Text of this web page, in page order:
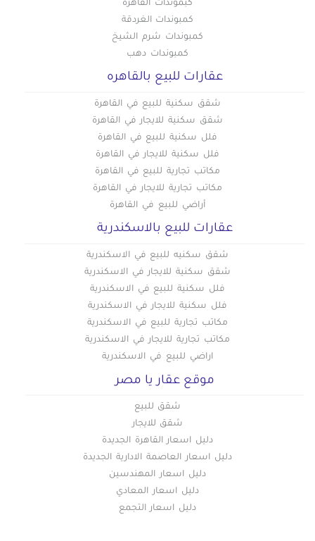
كبموندات القاهرة
كمبوندات الغردقة
كمبوندات شرم الشيخ
كمبوندات دهب
عقارات للبيع بالقاهره
شقق سكنية للبيع في القاهرة
شقق سكنية للايجار في القاهرة
فلل سكنية للبيع في القاهرة
فلل سكنية للايجار في القاهرة
مكاتب تجارية للبيع في القاهرة
مكاتب تجارية للايجار في القاهرة
أراضي للبيع في القاهرة
عقارات للبيع بالاسكندرية
شقق سكنيه للبيع في الاسكندرية
شقق سكنية للايجار في الاسكندرية
فلل سكنية للبيع في الاسكندرية
فلل سكنية للايجار في الاسكندرية
مكاتب تجارية للبيع في الاسكندرية
مكاتب تجارية للايجار في الاسكندرية
اراضي للبيع في الاسكندرية
موقع عقار يا مصر
شقق للبيع
شقق للايجار
دليل اسعار القاهرة الجديدة
دليل اسعار العاصمة الادارية الجديدة
دليل اسعار المهندسين
دليل اسعار المعادي
دليل اسعار التجمع